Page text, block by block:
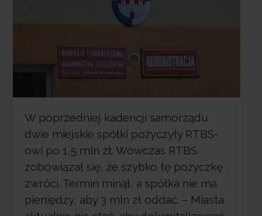
W poprzedniej kadencji samorządu
dwie miejskie spółki pożyczyły RTBS-
owi po 1,5 mln zł. Wówczas RTBS
zobowiązał się, że szybko tę pożyczkę
zwróci. Termin minął, a spółka nie ma
pieniędzy, aby 3 mln zł oddać. – Miasta